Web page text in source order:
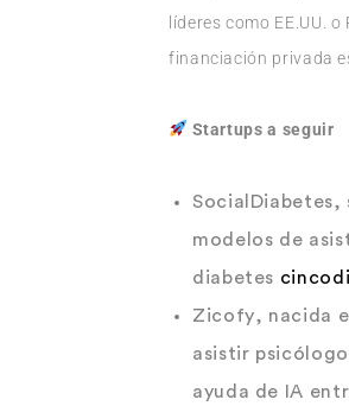
líderes como EE.UU.
financiación privada
Startups a seguir
SocialDiabetes,
modelos de
diabetes
Zicofy, nacida
asistir
ayuda de IA